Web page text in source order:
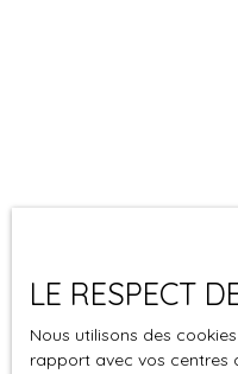
LE RESPECT
Nous utilisons des
rapport avec vos centres